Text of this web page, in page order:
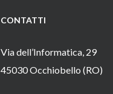
CONTATTI
Via dell’Informatica, 29
45030 Occhiobello (RO)